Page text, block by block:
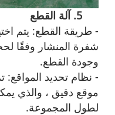
5. آلة القطع
- طريقة القطع: يتم
شفرة المنشار وفقًا
وجودة القطع.
- نظام تحديد المواقع:
موقع دقيق ، والذي
لطول المجموعة.